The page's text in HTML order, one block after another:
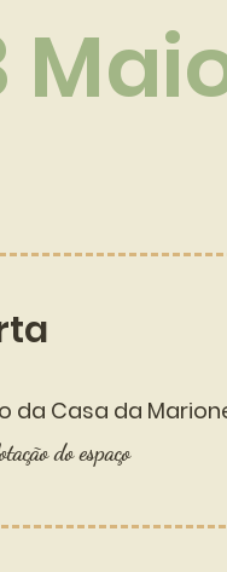
da Casa da
do espaço